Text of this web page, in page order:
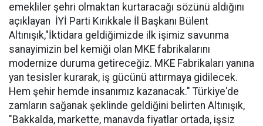
emekliler şehri olmaktan kurtaracağı sözünü aldığını
açıklayan İYİ Parti Kırıkkale İl Başkanı Bülent
Altınışık,"İktidara geldiğimizde ilk işimiz savunma
sanayimizin bel kemiği olan MKE fabrikalarını
modernize duruma getireceğiz. MKE Fabrikaları yanına
yan tesisler kurarak, iş gücünü attırmaya gidilecek.
Hem şehir hemde insanımız kazanacak." Türkiye'de
zamların sağanak şeklinde geldiğini belirten Altınışık,
"Bakkalda, markette, manavda fiyatlar ortada, işsiz